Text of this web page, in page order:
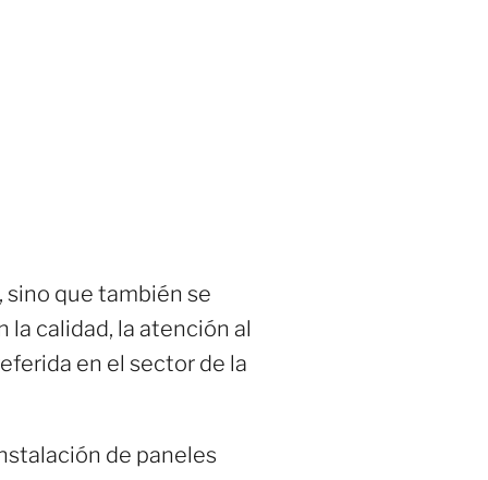
que también se
la calidad, la atención al
en el sector de la
de paneles